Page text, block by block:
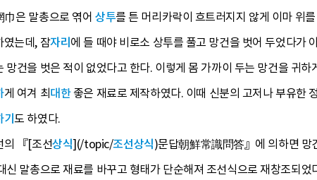
巾은 말총으로 엮어 상투를 튼 머리카락이 흐트러지지 않게 이마 위
였는데, 잠자리에 들 때야 비로소 상투를 풀고 망건을 벗어 두었다가
망건을 벗은 적이 없었다고 한다. 이렇게 몸 가까이 두는 망건을 귀하
게 여겨 최대한좋은 재료로 제작하였다. 이때 신분의 고저나 부유한
기도 하였다.
의 『[조선상식](/topic/조선상식)문답朝鮮常識問答』에 의하면 망
신 말총으로 재료를 바꾸고 형태가 단순해져 조선식으로 재창조되